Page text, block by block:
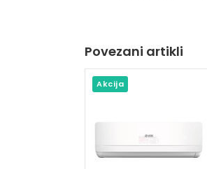
Povezani artikli
Akcija